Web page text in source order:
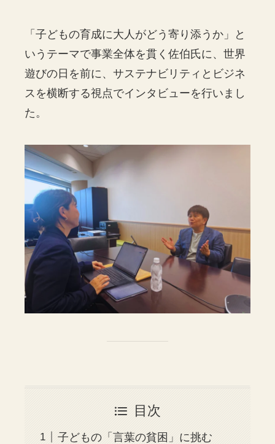
「子どもの育成に大人がどう寄り添うか」と
いうテーマで事業全体を貫く佐伯氏に、世界
遊びの日を前に、サステナビリティとビジネ
スを横断する視点でインタビューを行いまし
た。
目次
子どもの「言葉の貧困」に挑む